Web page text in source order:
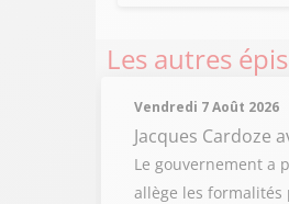
Les autres
Vendredi 7 Août 2026
Jacques Cardoze
Le gouvernement a
allège les formalités